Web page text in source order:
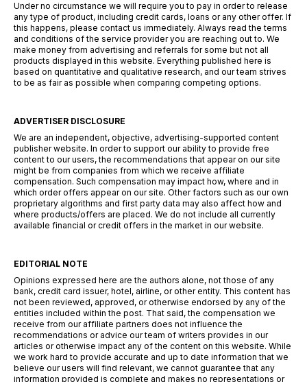
Under no circumstance we will require you to pay in order to release
any type of product, including credit cards, loans or any other offer. If
this happens, please contact us immediately. Always read the terms
and conditions of the service provider you are reaching out to. We
make money from advertising and referrals for some but not all
products displayed in this website. Everything published here is
based on quantitative and qualitative research, and our team strives
to be as fair as possible when comparing competing options.
ADVERTISER DISCLOSURE
We are an independent, objective, advertising-supported content
publisher website. In order to support our ability to provide free
content to our users, the recommendations that appear on our site
might be from companies from which we receive affiliate
compensation. Such compensation may impact how, where and in
which order offers appear on our site. Other factors such as our own
proprietary algorithms and first party data may also affect how and
where products/offers are placed. We do not include all currently
available financial or credit offers in the market in our website.
EDITORIAL NOTE
Opinions expressed here are the authors alone, not those of any
bank, credit card issuer, hotel, airline, or other entity. This content has
not been reviewed, approved, or otherwise endorsed by any of the
entities included within the post. That said, the compensation we
receive from our affiliate partners does not influence the
recommendations or advice our team of writers provides in our
articles or otherwise impact any of the content on this website. While
we work hard to provide accurate and up to date information that we
believe our users will find relevant, we cannot guarantee that any
information provided is complete and makes no representations or